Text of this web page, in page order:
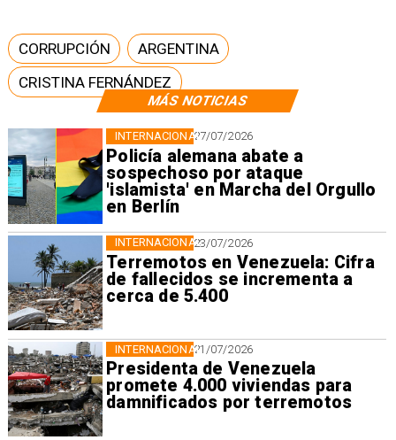
MÁS NOTICIAS
27/07/2026
Policía alemana abate a
sospechoso por ataque
'islamista' en Marcha del Orgullo
en Berlín
INTERNACIONAL
23/07/2026
Terremotos en Venezuela: Cifra
de fallecidos se incrementa a
cerca de 5.400
INTERNACIONAL
21/07/2026
Presidenta de Venezuela
promete 4.000 viviendas para
damnificados por terremotos
INTERNACIONAL
CORRUPCIÓN
ARGENTINA
CRISTINA FERNÁNDEZ